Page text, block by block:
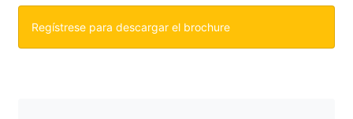
Regístrese para descargar el brochure